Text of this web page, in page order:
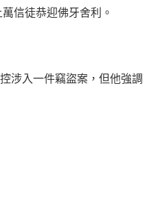
信徒恭迎佛牙舍利。
涉入一件竊盜案，但他強調